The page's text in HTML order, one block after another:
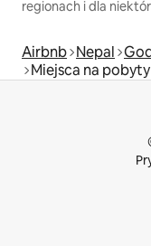
regionach i dla
Airbnb Nepal
Miejsca na